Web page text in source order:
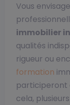
Vous
immobilier
qualités
rigueur ou
formation
participeront
cela,